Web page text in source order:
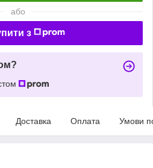
або
з
Доставка Оплата Умови